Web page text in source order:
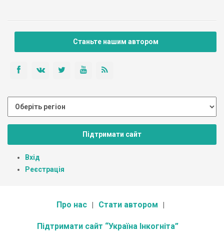
Станьте нашим автором
Підтримати сайт
Вхід
Реєстрація
Про нас Стати автором
Підтримати сайт “Україна Інкогніта”